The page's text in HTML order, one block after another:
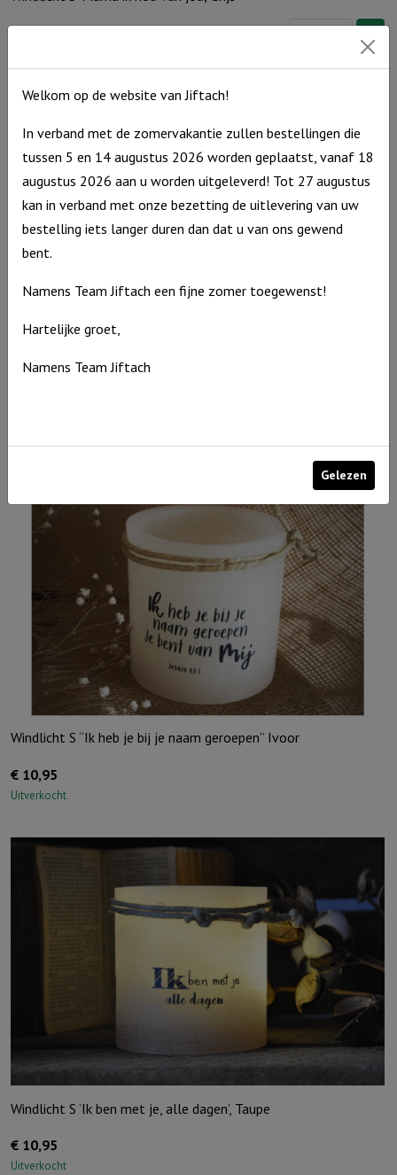
Windlicht
hou
van
jou,
Grijs
Windlicht M ‘Hoop is een lichtje in je hart’, Ivoor
Windlicht S “Ik heb je bij je naam geroepen” Ivoor
€ 10,95
Uitverkocht
Windlicht S ‘Ik ben met je, alle dagen’, Taupe
€ 10,95
Uitverkocht
Welkom op de website van Jiftach!
In verband met de zomervakantie zullen bestellingen die
tussen 5 en 14 augustus 2026 worden geplaatst, vanaf 18
augustus 2026 aan u worden uitgeleverd! Tot 27 augustus
kan in verband met onze bezetting de uitlevering van uw
bestelling iets langer duren dan dat u van ons gewend
bent.
Namens Team Jiftach een fijne zomer toegewenst!
Hartelijke groet,
Namens Team Jiftach
Gelezen